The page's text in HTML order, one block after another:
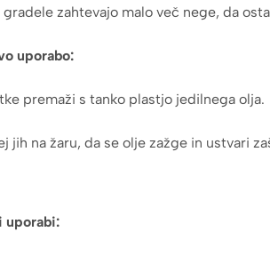
gradele zahtevajo malo več nege, da
uporabo:
premaži s tanko plastjo jedilnega olja.
jih na žaru, da se olje zažge in ustvari
uporabi: